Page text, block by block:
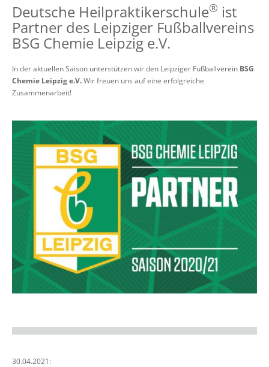
Deutsche Heilpraktikerschule® ist
Partner des Leipziger Fußballvereins
BSG Chemie Leipzig e.V.
In der aktuellen Saison unterstützen wir den Leipziger Fußballverein BSG
Chemie Leipzig e.V.Wir freuen uns auf eine erfolgreiche
Zusammenarbeit!
30.04.2021: